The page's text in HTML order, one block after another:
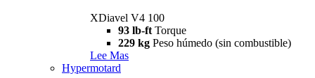
XDiavel V4 100
93 lb-ft Torque
229 kg Peso húmedo (sin combustible)
Lee Mas
Hypermotard